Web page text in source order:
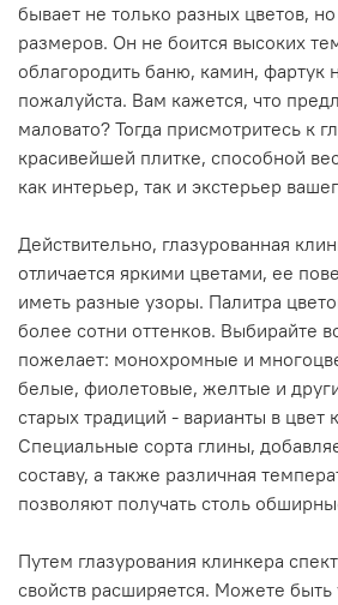
бывает не только разных цветов,
размеров. Он не боится высоких
облагородить баню, камин, фартук
пожалуйста. Вам кажется, что
маловато? Тогда присмотритесь к
красивейшей плитке, способной
как интерьер, так и экстерьер
Действительно, глазурованная
отличается яркими цветами, ее
иметь разные узоры. Палитра
более сотни оттенков. Выбирайте
пожелает: монохромные и
белые, фиолетовые, желтые и
старых традиций - варианты в цвет
Специальные сорта глины,
составу, а также различная
позволяют получать столь
Путем глазурования клинкера
свойств расширяется. Можете быть